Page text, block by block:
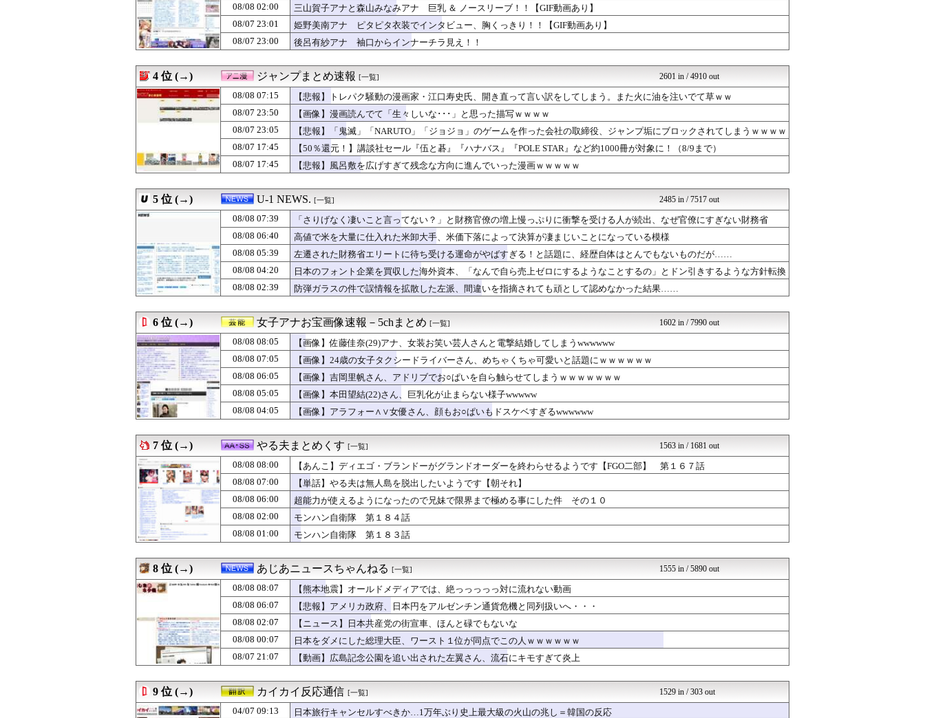
08/08 07:54
【悲報】韓国サッカーのイメージが墜落ｗｗｗｗｗｗｗ
08/08 07:51
「王様のブランチ」現役リポーター、セクシーすぎる写真集を発売wwwww冴木柚葉...
もきゅ速(*´ω`*)人(...
08/08 07:50
【重要】時事通信の分かりづらい記事でネット混乱！「特定技能2号に5年枠登場」を...
もえるあじあ(･∀･)
08/08 07:50
【衝撃】兄嫁の誤解？！同性愛者の私にとんでもない勘違いをしてた理由がこれｗｗｗ...
08/08 07:45
【画像】井上はるさん、私服で腹出しwwwwwwwwwwwwwwwwwwwwww...
(*ﾟ∀ﾟ)ゞカガクニュー...
08/08 07:44
【画像】流石のお前らでも文句のつけどころがない天丼が発見される
はーとログ
08/08 07:41
【朗報】寺田心、週6ジム通いで体重62kg→82kgに 110kgのベンチプレ...
mashlife通信
08/08 07:40
マジか！次週のバナナムーンゲストは5期生からこの3人が登場！！！【乃木坂46】
坂道情報通～乃木坂46まと...
08/08 07:39
「さりげなく凄いこと言ってない？」と財務官僚の増上慢っぷりに衝撃を受ける人が続...
海外「日本のこの道路標識の意味が分からないんですけど…」
まるっと翻訳
カープ秋山、2度目の海外FA権取得！｢それくらいの年齢までやってこられた｣
広島東洋カープまとめブログ...
08/08 07:35
【画像】バレー女子さん、なんちゅう尻しとんねんｗｗｗｗｗｗｗｗｗｗｗｗｗ
不思議.net - 5ch...
08/08 07:33
【悲報】ワイが39℃の熱出してるのに嫁はなにもしない
08/08 07:32
【朗報】影山優佳さん、エッセイ集の袋とじがエロすぎてけしからんと話題に
いたしん！
08/08 07:31
「お母さんも３歳、いつもおつかれさま、ありがとう」
気団談
08/08 07:31
おじさんワイ、HUNTER×HUNTERのキメラアント編で号泣
まとめABC
【デレマス】凛「なにこれ、蒼穹のファフナー？」モバP「資料だから見といてくれ」
プロデューサーさんっ！SS...
08/08 07:30
【修羅場】年明けに夫が大暴れ！海外でもないのにシタが実家に逃亡した理由がコレｗ...
気団まとめ-噫無情-｜嫁・...
08/08 07:30
【画像】新人声優、いきなりドエッチｗｗｗｗｗｗｗｗｗ
ラビット速報
08/08 07:30
遠藤さくらの『ふくらみ』、大変なことになってるって...
乃木通 乃木坂46櫻坂46...
08/08 07:30
デスノートの主人公がお前らだった時にありがちなことｗｗｗｗｗ
ああ言えばForYou
08/08 07:30
ピーチ「機内サービス」大幅リニューアル 新メニュー発表
芸能人ニュース速報
08/08 07:29
【悲報】集英社、わざわざタフを翻訳し外国に輸出
08/08 07:29
埼玉県戸田市議の河合ゆうすけ氏、2027年8月の埼玉県知事選への立候補を表明
日本第一！ニュース録
08/08 07:27
甲子園熱中症問題、余ってる地方球場で夜試合するだけで解決ｗｗｗｗｗｗｗｗｗｗｗ...
08/08 07:25
混浴温泉行ったら、後から入ってきたギャル2人組に話しかけられフェラ→wwww
バズッター速報
08/08 07:25
韓国人「日本メディアが2002年ワールドカップ韓国準決勝も調査すべきと主張！」...
世界の憂鬱 海外・韓国の反...
08/08 07:25
みんな知ってたのが常識 〜 【国際】韓国サッカーのイメージが墜落
08/08 07:21
39歳DF長友佑都 現役続行！ FC東京と再契約 J1初制覇で恩返し誓う 今日...
08/08 07:21
大谷翔平の今季中の投手復帰絶望か？←「打者専念で構わないぞ」（海外の反応）
海外の反応スポーツ
08/08 07:19
【画像】大物YouTuber、AVと間違われて海外でバズるwww
08/08 07:15
中居正広「俺が来たことは内緒だべ」極秘で熊本でボランティアをしていた・・・
VIPPER速報
08/08 07:15
住宅営業マン「あっ、遅れてしまってすみませ～ん(笑)」 客「…今日、契約日です...
08/08 07:13
⚠WARNING!!⚠生成AIが「新ウイルス」設計 細菌内で増殖確認、米大学が...
なんじぇいスタジアム＠なん...
08/08 07:12
嫁の料理がクソまずい。昨日の献立はサラダ、しょっぱいメイン、汁物、ご飯だけ・・...
浮気ちゃんねる
08/08 07:12
【特撮】アニメみたいな衣装でも着こなせるヒロインって凄くない？
ヒーローNEWS
08/08 07:12
【画像】イオンの店頭に貼られた『ポケカの販売案内』が強気すぎると話題にｗｗｗｗ
08/08 07:11
【悲報】サッカーの日本人審判、韓国とつるんで不正してた疑惑が浮上
08/08 07:10
【画像】女教師「よーし、先生も水着でプール清掃するわよぉー♥」ﾑﾁﾑﾁ
なんJミュージアム
08/08 07:10
【衝撃】3ヶ月で母1人→6児のシングルマザーになった私…その理由が壮絶すぎるｗ...
08/08 07:10
【BBC】AI使い全く新しいウイルス16種類の全遺伝情報設計に初成功
おーるじゃんる
08/08 07:08
【動画】これはひどい…右折禁止なのに軽自動車が突如右折し路面電車と衝突→乗って...
08/08 07:06
ネット投票がない時代の競馬体験とWINS
お見合い相手との2度目のデートで「余命宣告された母を安心させたい」とプロポーズ...
韓国人「韓国サッカー協会の接待問題が今日まで大騒ぎにならなかった理由がこちら…...
海外トークログ
08/08 07:05
【新星】日本に現れた新星、16歳三井寺は和製イニエスタかｗｗｗｗｗ
08/08 07:05
【速報】140kg俺、はま寿司で食いまくるｗｗｗｗｗｗｗ（※画像あり）
08/08 07:05
【画像】24歳の女子タクシードライバーさん、めちゃくちゃ可愛いと話題にｗｗｗｗ...
女子アナお宝画像速報－5c...
08/08 07:05
『クロノトリガー』面白かったわ
げぇ速
08/08 07:03
告白されて付き合った彼は歴代の元カノが全員7歳年上で、私にも「今時は共働きが普...
修羅の華-家庭・生活まとめ
08/08 07:02
【悲報】トー横ガールおパンツ丸出し
いたしん！
08/08 07:02
メディア『販売本数の9割が過去作？カプコン好決算で驚異的な“リピート販売”の成...
08/08 02:00
三山賀子アナと森山みなみアナ 巨乳 ＆ ノースリーブ！！【GIF動画あり】
08/07 23:01
姫野美南アナ ピタピタ衣装でインタビュー、胸くっきり！！【GIF動画あり】
08/07 23:00
後呂有紗アナ 袖口からインナーチラ見え！！
4 位 (→) ジャンプまとめ速報 [一覧] 2601 in / 4910 out
08/08 07:15
【悲報】トレパク騒動の漫画家・江口寿史氏、開き直って言い訳をしてしまう。また火に油を注いでて草ｗｗ
08/07 23:50
【画像】漫画読んでて「生々しいな･･･」と思った描写ｗｗｗｗ
08/07 23:05
【悲報】「鬼滅」「NARUTO」「ジョジョ」のゲームを作った会社の取締役、ジャンプ垢にブロックされてしまうｗｗｗｗ
08/07 17:45
【50％還元！】講談社セール『伍と碁』『ハナバス』『POLE STAR』など約1000冊が対象に！（8/9まで）
08/07 17:45
【悲報】風呂敷を広げすぎて残念な方向に進んでいった漫画ｗｗｗｗｗ
5 位 (→) U-1 NEWS. [一覧] 2485 in / 7517 out
08/08 07:39
「さりげなく凄いこと言ってない？」と財務官僚の増上慢っぷりに衝撃を受ける人が続出、なぜ官僚にすぎない財務省
が……
08/08 06:40
高値で米を大量に仕入れた米卸大手、米価下落によって決算が凄まじいことになっている模様
08/08 05:39
左遷された財務省エリートに待ち受ける運命がやばすぎる！と話題に、経歴自体はとんでもないものだが……
08/08 04:20
日本のフォント企業を買収した海外資本、「なんで自ら売上ゼロにするようなことするの」とドン引きするような方針転換
を……
08/08 02:39 防弾ガラスの件で誤情報を拡散した左派、間違いを指摘されても頑として認めなかった結果……
6 位 (→) 女子アナお宝画像速報－5chまとめ [一覧] 1602 in / 7990 out
08/08 08:05
【画像】佐藤佳奈(29)アナ、女装お笑い芸人さんと電撃結婚してしまうwwwwww
08/08 07:05
【画像】24歳の女子タクシードライバーさん、めちゃくちゃ可愛いと話題にｗｗｗｗｗｗ
08/08 06:05
【画像】吉岡里帆さん、アドリブでお○ぱいを自ら触らせてしまうｗｗｗｗｗｗｗ
08/08 05:05
【画像】本田望結(22)さん、巨乳化が止まらない様子wwwww
08/08 04:05
【画像】アラフォー∧∨女優さん、顔もお○ぱいもドスケベすぎるwwwwww
7 位 (→) やる夫まとめくす [一覧] 1563 in / 1681 out
08/08 08:00
【あんこ】ディエゴ・ブランドーがグランドオーダーを終わらせるようです【FGO二部】 第１６７話
08/08 07:00
【単話】やる夫は無人島を脱出したいようです【朝それ】
08/08 06:00
超能力が使えるようになったので兄妹で限界まで極める事にした件 その１０
08/08 02:00
モンハン自衛隊 第１８４話
08/08 01:00
モンハン自衛隊 第１８３話
8 位 (→) あじあニュースちゃんねる [一覧] 1555 in / 5890 out
08/08 08:07
【熊本地震】オールドメディアでは、絶っっっっっ対に流れない動画
08/08 06:07
【悲報】アメリカ政府、日本円をアルゼンチン通貨危機と同列扱いへ・・・
08/08 02:07
【ニュース】日本共産党の街宣車、ほんと碌でもないな
08/08 00:07
日本をダメにした総理大臣、ワースト１位が同点でこの人ｗｗｗｗｗｗ
08/07 21:07
【動画】広島記念公園を追い出された左翼さん、流石にキモすぎて炎上
9 位 (→) カイカイ反応通信 [一覧] 1529 in / 303 out
04/07 09:13
日本旅行キャンセルすべきか…1万年ぶり史上最大級の火山の兆し＝韓国の反応